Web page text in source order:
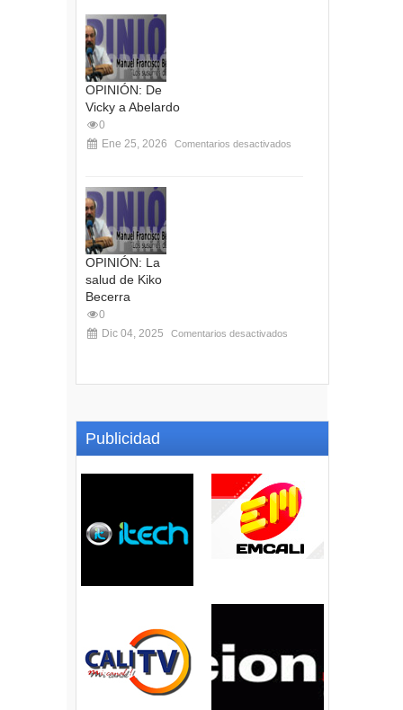
OPINIÓN: De
Vicky a Abelardo
0
Ene 25, 2026
Comentarios desactivados
OPINIÓN: La
salud de Kiko
Becerra
0
Dic 04, 2025
Comentarios desactivados
Publicidad